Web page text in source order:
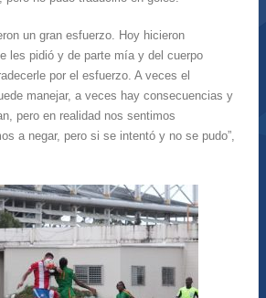
un gran esfuerzo. Hoy hicieron
les pidió y de parte mía y del cuerpo
por el esfuerzo. A veces el
manejar, a veces hay consecuencias y
pero en realidad nos sentimos
a negar, pero si se intentó y no se pudo”,